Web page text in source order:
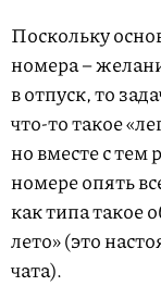
Поскольку
номера –
в отпуск, то
что-то такое
но вместе с тем
номере опять
как типа такое
лето» (это
чата).